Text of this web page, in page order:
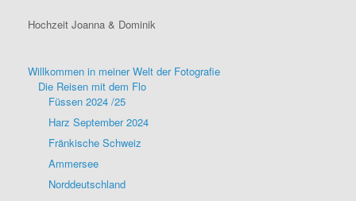
Hochzeit Joanna & Dominik
Willkommen in meiner Welt der Fotografie
Die Reisen mit dem Flo
Füssen 2024 /25
Harz September 2024
Fränkische Schweiz
Ammersee
Norddeutschland